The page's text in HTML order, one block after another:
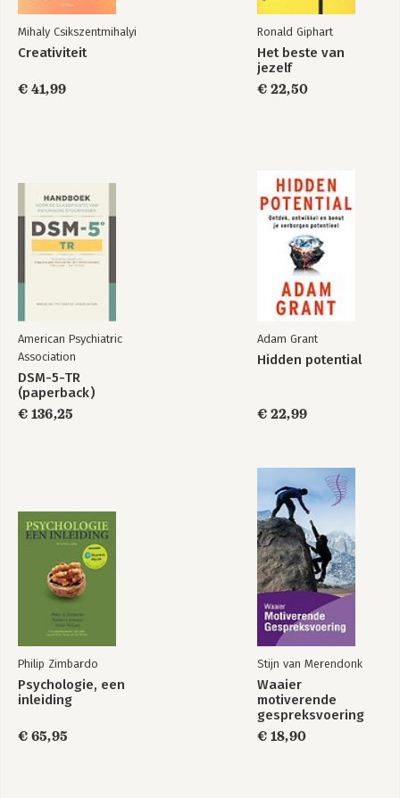
Mihaly Csikszentmihalyi
Creativiteit
€ 41,99
Ronald Giphart
Het beste van
jezelf
€ 22,50
American Psychiatric
Association
DSM-5-TR
(paperback)
€ 136,25
Adam Grant
Hidden potential
€ 22,99
Philip Zimbardo
Psychologie, een
inleiding
€ 65,95
Stijn van Merendonk
Waaier
motiverende
gespreksvoering
€ 18,90